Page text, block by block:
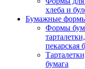
хлеба и
Бумажные
Формы
пекарская
бумага